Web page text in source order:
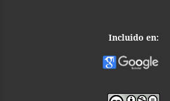
Incluido en: